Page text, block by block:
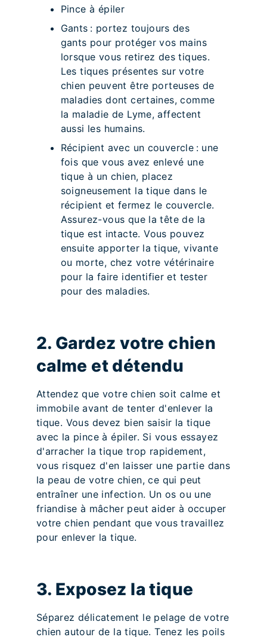
Pince à épiler
Gants : portez toujours des
gants pour protéger vos mains
lorsque vous retirez des tiques.
Les tiques présentes sur votre
chien peuvent être porteuses de
maladies dont certaines, comme
la maladie de Lyme, affectent
aussi les humains.
Récipient avec un couvercle : une
fois que vous avez enlevé une
tique à un chien, placez
soigneusement la tique dans le
récipient et fermez le couvercle.
Assurez-vous que la tête de la
tique est intacte. Vous pouvez
ensuite apporter la tique, vivante
ou morte, chez votre vétérinaire
pour la faire identifier et tester
pour des maladies.
2. Gardez votre chien
calme et détendu
Attendez que votre chien soit calme et
immobile avant de tenter d'enlever la
tique. Vous devez bien saisir la tique
avec la pince à épiler. Si vous essayez
d'arracher la tique trop rapidement,
vous risquez d'en laisser une partie dans
la peau de votre chien, ce qui peut
entraîner une infection. Un os ou une
friandise à mâcher peut aider à occuper
votre chien pendant que vous travaillez
pour enlever la tique.
3. Exposez la tique
Séparez délicatement le pelage de votre
chien autour de la tique. Tenez les poils